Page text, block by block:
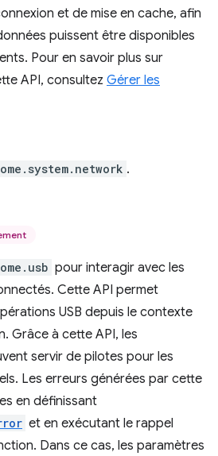
et de mise en cache, afin
puissent être disponibles
Pour en savoir plus sur
API, consultez Gérer les
.
pour interagir avec les
Cette API permet
USB depuis le contexte
Grâce à cette API, les
servir de pilotes pour les
Les erreurs générées par cette
en définissant
et en exécutant le rappel
Dans ce cas, les paramètres